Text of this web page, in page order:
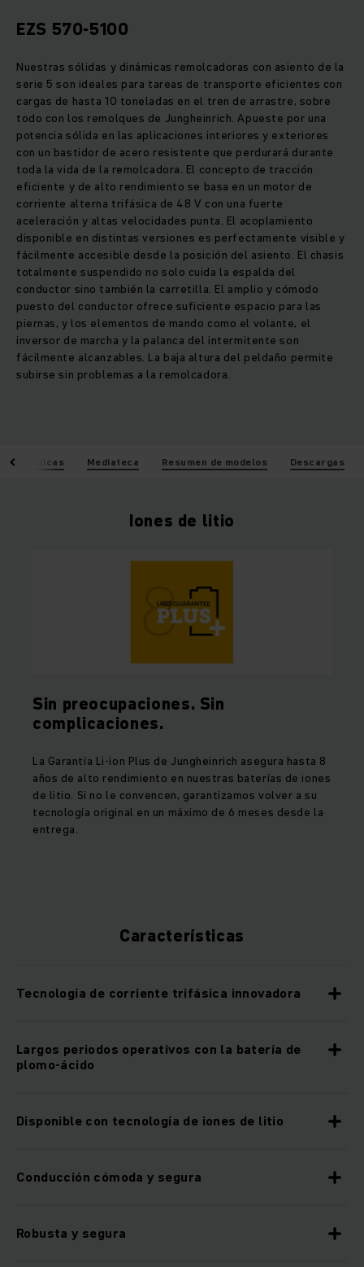
EZS 570-5100
Nuestras sólidas y dinámicas remolcadoras con asiento de la
serie 5 son ideales para tareas de transporte eficientes con
cargas de hasta 10 toneladas en el tren de arrastre, sobre
todo con los remolques de Jungheinrich. Apueste por una
potencia sólida en las aplicaciones interiores y exteriores
con un bastidor de acero resistente que perdurará durante
toda la vida de la remolcadora. El concepto de tracción
eficiente y de alto rendimiento se basa en un motor de
corriente alterna trifásica de 48 V con una fuerte
aceleración y altas velocidades punta. El acoplamiento
disponible en distintas versiones es perfectamente visible y
fácilmente accesible desde la posición del asiento. El chasis
totalmente suspendido no solo cuida la espalda del
conductor sino también la carretilla. El amplio y cómodo
puesto del conductor ofrece suficiente espacio para las
piernas, y los elementos de mando como el volante, el
inversor de marcha y la palanca del intermitente son
fácilmente alcanzables. La baja altura del peldaño permite
subirse sin problemas a la remolcadora.
Mediateca Resumen de modelos Descargas
Iones de litio
Sin preocupaciones. Sin
complicaciones.
La Garantía Li-ion Plus de Jungheinrich asegura hasta 8
años de alto rendimiento en nuestras baterías de iones
de litio. Si no le convencen, garantizamos volver a su
tecnología original en un máximo de 6 meses desde la
entrega.
Características
Tecnología de corriente trifásica innovadora
Largos periodos operativos con la batería de
plomo-ácido
Disponible con tecnología de iones de litio
Conducción cómoda y segura
Robusta y segura